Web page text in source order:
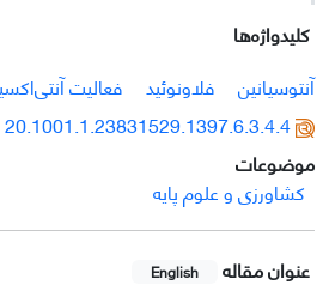
کلیدواژه‌ها
آنتوسیانین
فلاونوئید فعالیت
20.1001.1.23831529.1397.6.3.4.4
موضوعات
کشاورزی و علوم پایه
عنوان مقاله English